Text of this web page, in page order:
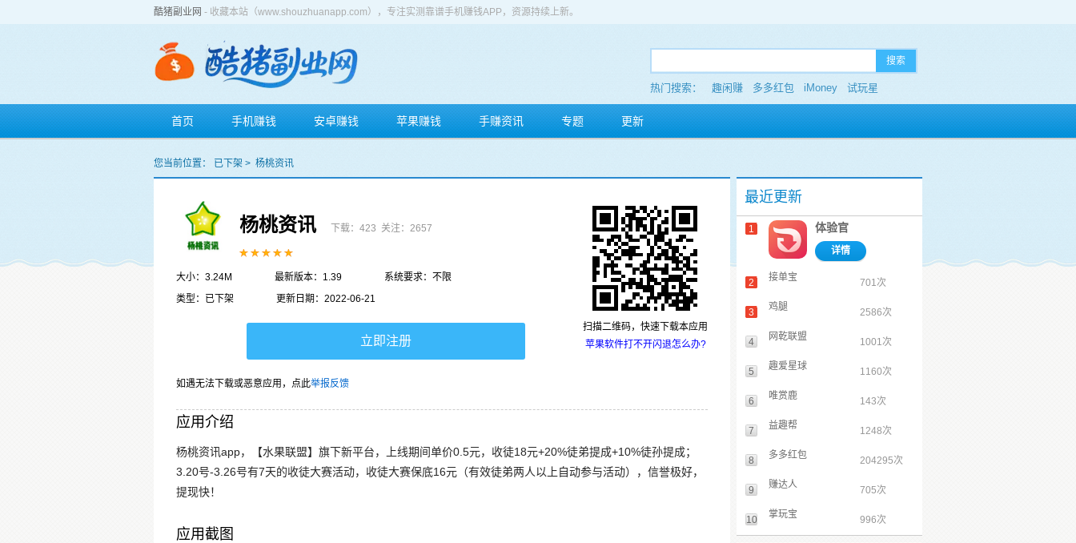
酷猪副业网 - 收藏本站（www.shouzhuanapp.com），专注实测靠谱手机赚钱APP，资源持续上新。
搜索
热门搜索： 趣闲赚 多多红包 iMoney 试玩星
首页 手机赚钱 安卓赚钱 苹果赚钱 手赚资讯 专题 更新
您当前位置： 已下架 > 杨桃资讯
扫描二维码，快速下载本应用
苹果软件打不开闪退怎么办?
杨桃资讯 下载：423 关注：2657
大小：3.24M 最新版本：1.39
系统要求：不限
类型：已下架
更新日期：2022-06-21
立即注册
如遇无法下载或恶意应用，点此举报反馈
应用介绍
杨桃资讯app，【水果联盟】旗下新平台，上线期间单价0.5元，收徒18元+20%徒弟提成+10%徒孙提成；
3.20号-3.26号有7天的收徒大赛活动，收徒大赛保底16元（有效徒弟两人以上自动参与活动），信誉极好，
提现快！
应用截图
最近更新
1 体验官
详情
2 接单宝 701次
3 鸡腿 2586次
4 网乾联盟 1001次
5 趣爱星球 1160次
6 唯赏鹿 143次
7 益趣帮 1248次
8 多多红包 204295次
9 赚达人 705次
10 掌玩宝 996次